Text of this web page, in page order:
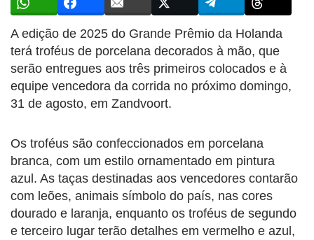
A edição de 2025 do Grande Prêmio da Holanda
terá troféus de porcelana decorados à mão, que
serão entregues aos três primeiros colocados e à
equipe vencedora da corrida no próximo domingo,
31 de agosto, em Zandvoort.
Os troféus são confeccionados em porcelana
branca, com um estilo ornamentado em pintura
azul. As taças destinadas aos vencedores contarão
com leões, animais símbolo do país, nas cores
dourado e laranja, enquanto os troféus de segundo
e terceiro lugar terão detalhes em vermelho e azul,